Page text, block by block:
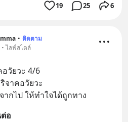
19 25 6
• ติดตาม
ไลฟ์สไตล์
วัยวะ 4/6
จาคอวัยวะ
กไป ให้ทำใจได้ถูกทาง
อ